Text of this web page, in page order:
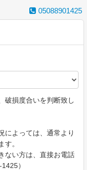
05088901425
破損度合いを判断致し
によっては、通常より
す。
ない方は、直接お電話
）​